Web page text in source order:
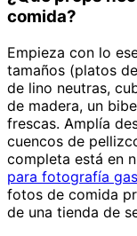
comida?
Empieza con lo
tamaños (platos
de lino neutras,
de madera, un
frescas. Amplía
cuencos de
completa está en
para fotografía
fotos de comida
de una tienda de